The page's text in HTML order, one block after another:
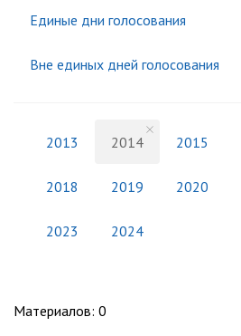
Единые дни голосования
Вне единых дней голосования
2013 2014 2015
2018 2019 2020
2023 2024
Материалов: 0